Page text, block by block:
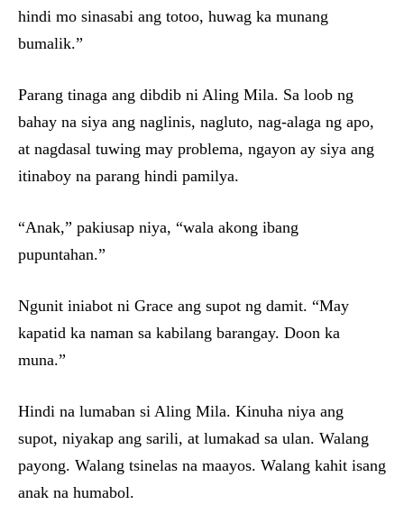
hindi mo sinasabi ang totoo, huwag ka munang
bumalik.”
Parang tinaga ang dibdib ni Aling Mila. Sa loob ng
bahay na siya ang naglinis, nagluto, nag-alaga ng apo,
at nagdasal tuwing may problema, ngayon ay siya ang
itinaboy na parang hindi pamilya.
“Anak,” pakiusap niya, “wala akong ibang
pupuntahan.”
Ngunit iniabot ni Grace ang supot ng damit. “May
kapatid ka naman sa kabilang barangay. Doon ka
muna.”
Hindi na lumaban si Aling Mila. Kinuha niya ang
supot, niyakap ang sarili, at lumakad sa ulan. Walang
payong. Walang tsinelas na maayos. Walang kahit isang
anak na humabol.